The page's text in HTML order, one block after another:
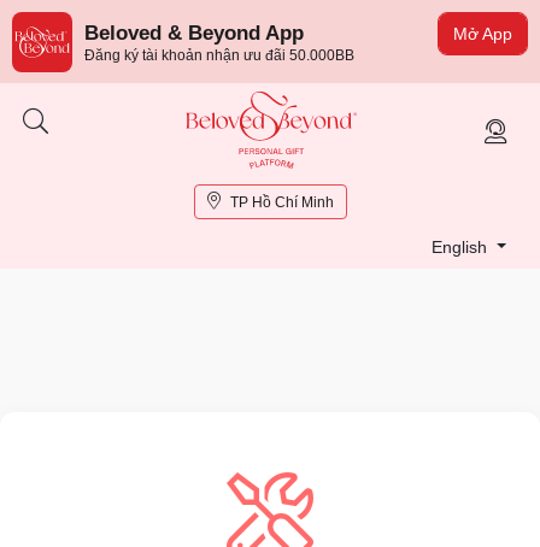
Mở App
Beloved & Beyond App
Đăng ký tài khoản nhận ưu đãi 50.000BB
TP Hồ Chí Minh
English